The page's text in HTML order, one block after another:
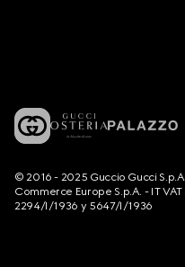
© 2016 - 2025 Guccio Gucci
Commerce Europe S.p.A. - IT
2294/I/1936 y 5647/I/1936